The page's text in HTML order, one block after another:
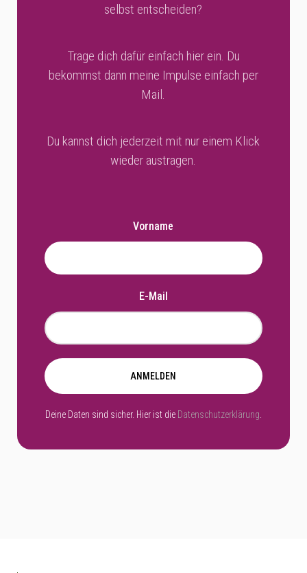
selbst entscheiden?
Trage dich dafür einfach hier ein. Du
bekommst dann meine Impulse einfach per
Mail.
Du kannst dich jederzeit mit nur einem Klick
wieder austragen.
Vorname
E-Mail
ANMELDEN
Deine Daten sind sicher. Hier ist die Datenschutzerklärung